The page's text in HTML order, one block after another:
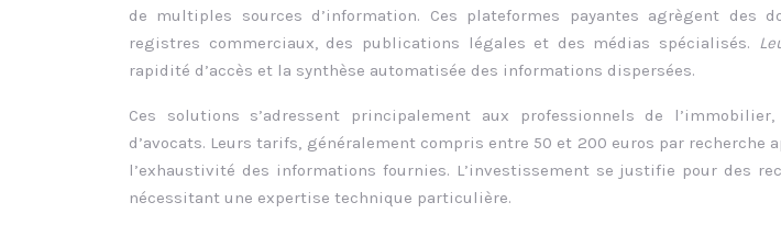
de multiples sources d’information. Ces plateformes payantes agrègent des
registres commerciaux, des publications légales et des médias spécialisés.
rapidité d’accès et la synthèse automatisée des informations dispersées.
Ces solutions s’adressent principalement aux professionnels de
d’avocats. Leurs tarifs, généralement compris entre 50 et 200 euros par
l’exhaustivité des informations fournies. L’investissement se justifie pour des
nécessitant une expertise technique particulière.